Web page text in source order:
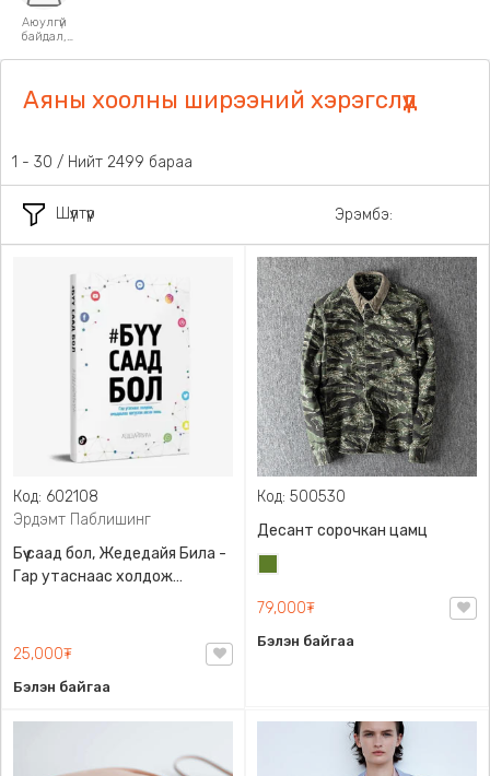
Аюулгүй
байдал,
Аяны хоолны ширээний хэрэгслүүд
Шүүлтүүр
31 - 60 / Нийт 2499 бараа
Эрэмбэ:
Код: 602108
Эрдэмт Паблишинг
Бүү саад бол, Жедедайя Била -
Гар утаснаас холдож
9789919235192
25,000₮
Бэлэн байгаа
Код: 500530
Десант сорочкан цамц
79,000₮
Бэлэн байгаа